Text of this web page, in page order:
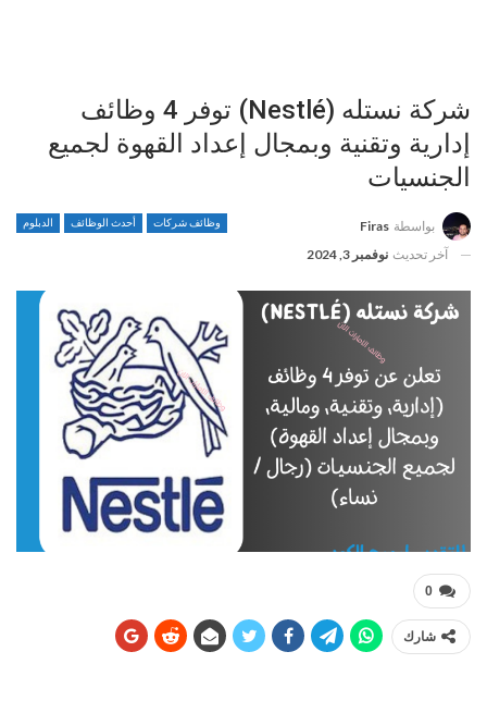
شركة نستله (Nestlé) توفر 4 وظائف
إدارية وتقنية وبمجال إعداد القهوة لجميع
الجنسيات
وظائف شركات أحدث الوظائف الدبلوم بواسطة Firas
آخر تحديث نوفمبر 3, 2024
0
شارك